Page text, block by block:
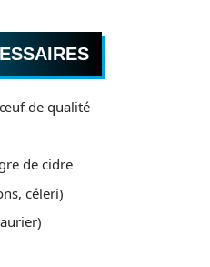
de qualité
de cidre
céleri)